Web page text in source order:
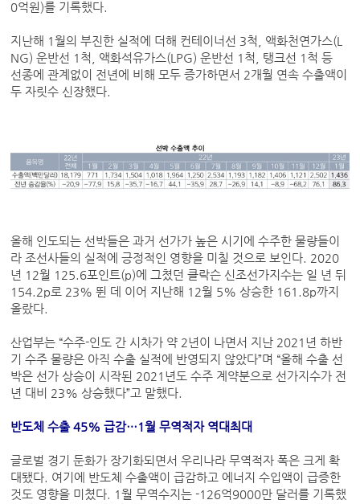
0억원)를 기록했다.
지난해 1월의 부진한 실적에 더해 컨테이너선 3척, 액화천연가스(L
NG) 운반선 1척, 액화석유가스(LPG) 운반선 1척, 탱크선 1척 등
선종에 관계없이 전년에 비해 모두 증가하면서 2개월 연속 수출액이
두 자릿수 신장했다.
올해 인도되는 선박들은 과거 선가가 높은 시기에 수주한 물량들이
라 조선사들의 실적에 긍정적인 영향을 미칠 것으로 보인다. 2020
년 12월 125.6포인트(p)에 그쳤던 클락슨 신조선가지수는 일 년 뒤
154.2p로 23% 뛴 데 이어 지난해 12월 5% 상승한 161.8p까지
올랐다.
산업부는 “수주-인도 간 시차가 약 2년이 나면서 지난 2021년 하반
기 수주 물량은 아직 수출 실적에 반영되지 않았다”며 “올해 수출 선
박은 선가 상승이 시작된 2021년도 수주 계약분으로 선가지수가 전
년 대비 23% 상승했다”고 말했다.
반도체 수출 45% 급감…1월 무역적자 역대최대
글로벌 경기 둔화가 장기화되면서 우리나라 무역적자 폭은 크게 확
대됐다. 여기에 반도체 수출액이 급감하고 에너지 수입액이 급증한
것도 영향을 미쳤다. 1월 무역수지는 -126억9000만 달러를 기록했